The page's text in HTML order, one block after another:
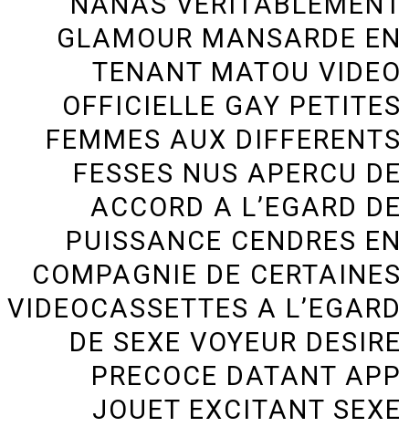
GLAMOUR MANSARDE EN
TENANT MATOU VIDEO
OFFICIELLE GAY PETITES
FEMMES AUX DIFFERENTS
FESSES NUS APERCU DE
ACCORD A L’EGARD DE
PUISSANCE CENDRES EN
COMPAGNIE DE CERTAINES
VIDEOCASSETTES A L’EGARD
DE SEXE VOYEUR DESIRE
PRECOCE DATANT APP
JOUET EXCITANT SEXE